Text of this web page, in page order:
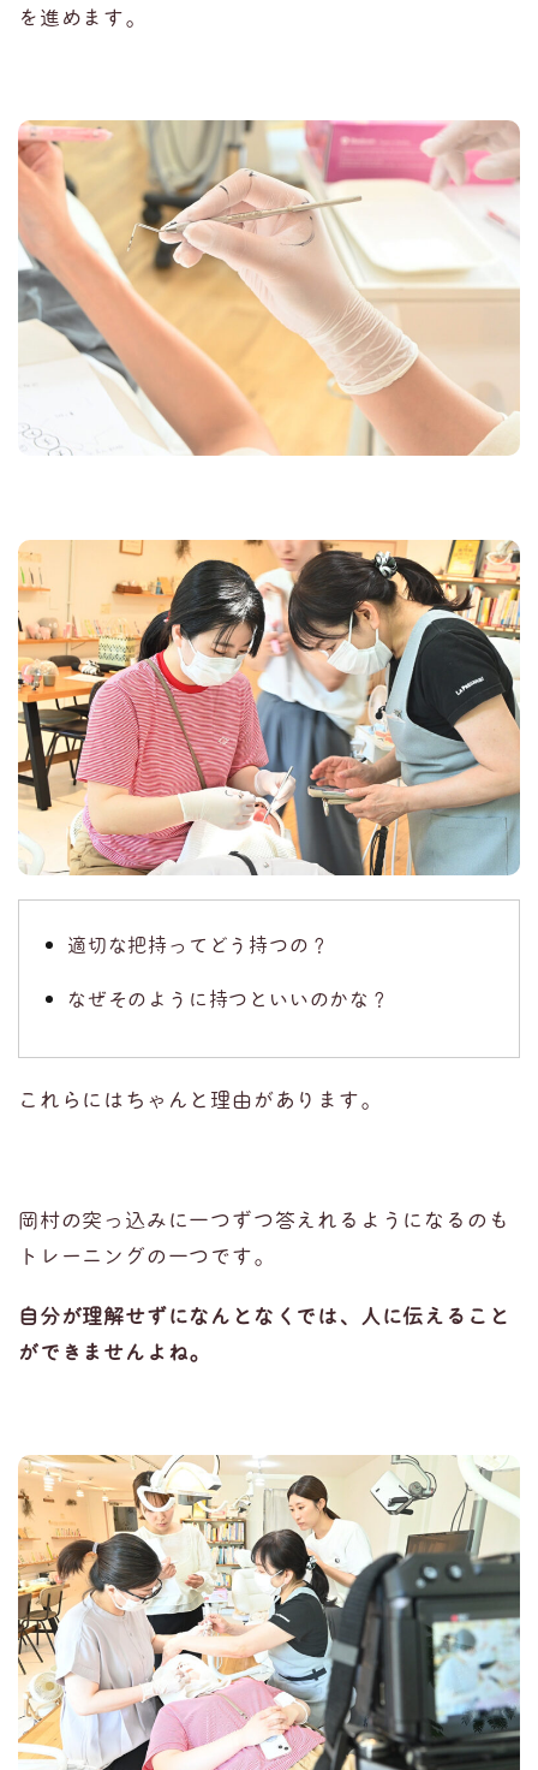
を進めます。
適切な把持ってどう持つの？
なぜそのように持つといいのかな？
これらにはちゃんと理由があります。
岡村の突っ込みに一つずつ答えれるようになるのも
トレーニングの一つです。
自分が理解せずになんとなくでは、人に伝えること
ができませんよね。